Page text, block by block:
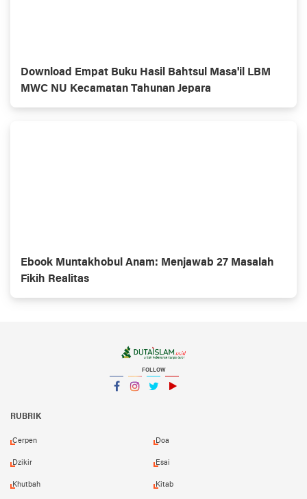
Download Empat Buku Hasil Bahtsul Masa'il LBM
MWC NU Kecamatan Tahunan Jepara
Ebook Muntakhobul Anam: Menjawab 27 Masalah
Fikih Realitas
FOLLOW
RUBRIK
Cerpen Doa
Dzikir Esai
Khutbah Kitab